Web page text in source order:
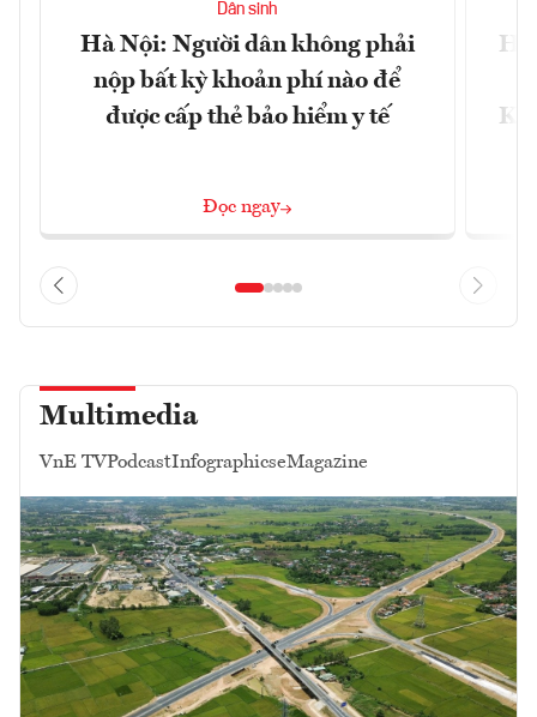
Dân sinh
Hà Nội: Người dân không phải
nộp bất kỳ khoản phí nào để
được cấp thẻ bảo hiểm y tế
Đọc ngay
Multimedia
VnE TVPodcastInfographicseMagazine